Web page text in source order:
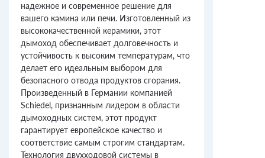
надежное и современное решение для
вашего камина или печи. Изготовленный из
высококачественной керамики, этот
дымоход обеспечивает долговечность и
устойчивость к высоким температурам, что
делает его идеальным выбором для
безопасного отвода продуктов сгорания.
Произведенный в Германии компанией
Schiedel, признанным лидером в области
дымоходных систем, этот продукт
гарантирует европейское качество и
соответствие самым строгим стандартам.
Технология двухходовой системы в